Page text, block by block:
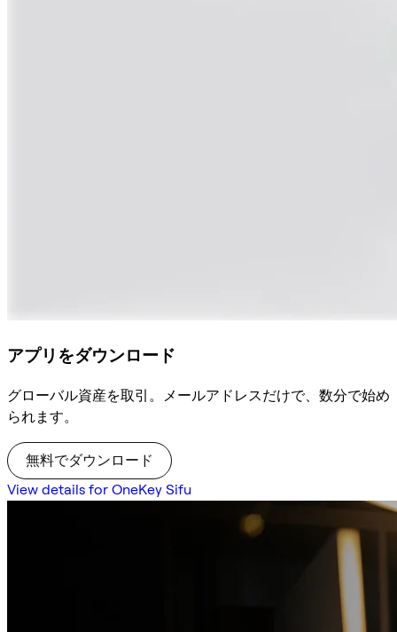
アプリをダウンロード
グローバル資産を取引。メールアドレスだけで、数分で始め
られます。
無料でダウンロード
View details for OneKey Sifu